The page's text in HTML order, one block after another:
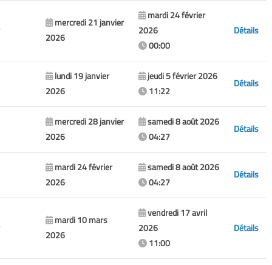
mercredi 21 janvier
2026
mardi 24 février
2026
00:00
Détails
lundi 19 janvier
2026
jeudi 5 février 2026
11:22
Détails
mercredi 28 janvier
2026
samedi 8 août 2026
04:27
Détails
mardi 24 février
2026
samedi 8 août 2026
04:27
Détails
mardi 10 mars
2026
vendredi 17 avril
2026
11:00
Détails